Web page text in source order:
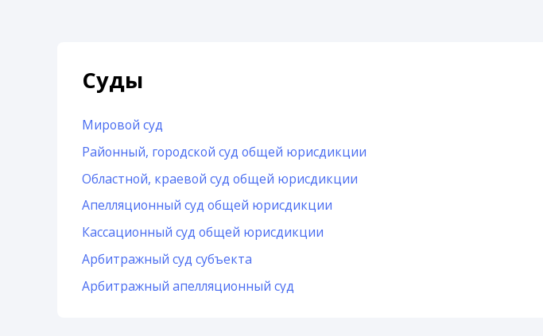
Суды
Мировой суд
Районный, городской суд общей юрисдикции
Областной, краевой суд общей юрисдикции
Апелляционный суд общей юрисдикции
Кассационный суд общей юрисдикции
Арбитражный суд субъекта
Арбитражный апелляционный суд